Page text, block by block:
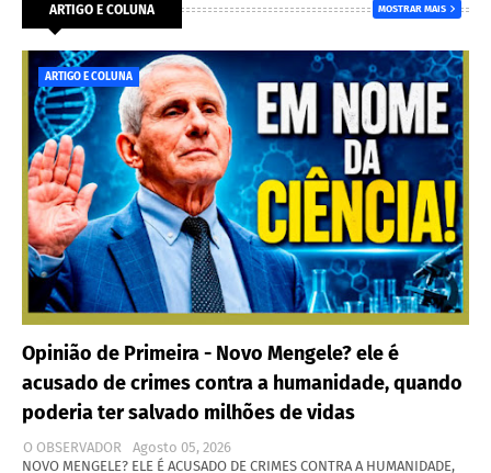
ARTIGO E COLUNA MOSTRAR MAIS
ARTIGO E COLUNA
Opinião de Primeira - Novo Mengele? ele é
acusado de crimes contra a humanidade, quando
poderia ter salvado milhões de vidas
O OBSERVADOR
Agosto 05, 2026
NOVO MENGELE? ELE É ACUSADO DE CRIMES CONTRA A HUMANIDADE,